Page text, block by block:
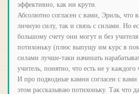
эффективно, как ни крути.
Абсолютно согласен с вами, Эриль, что
личную силу, так и связь с силами. Но
большому счету они могут и без учителя
потихоньку (плюс выпущу им курс в
силами лучше-таки начинать
учитель, понятно, что есть не у каждого
И про подводные камни согласен с
этом рассказываю потихоньку. Так что